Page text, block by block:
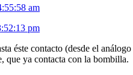
am
pm
éste contacto (desde el
que ya contacta con la bombilla.